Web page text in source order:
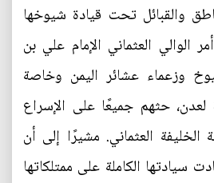
والقبائل تحت قيادة شيوخها
الوالي العثماني الإمام علي بن
وزعماء عشائر اليمن وخاصة
حثهم جميعًا على الإسراع
العثماني. مشيرًا إلى أن
سيادتها الكاملة على ممتلكاتها